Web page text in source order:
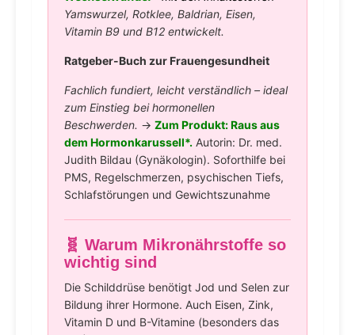
Yamswurzel, Rotklee, Baldrian, Eisen,
Vitamin B9 und B12 entwickelt.
Ratgeber-Buch zur Frauengesundheit
Fachlich fundiert, leicht verständlich – ideal
zum Einstieg bei hormonellen
Beschwerden. → Zum Produkt: Raus aus
dem Hormonkarussell*. Autorin: Dr. med.
Judith Bildau (Gynäkologin). Soforthilfe bei
PMS, Regelschmerzen, psychischen Tiefs,
Schlafstörungen und Gewichtszunahme
🧬 Warum Mikronährstoffe so
wichtig sind
Die Schilddrüse benötigt Jod und Selen zur
Bildung ihrer Hormone. Auch Eisen, Zink,
Vitamin D und B-Vitamine (besonders das